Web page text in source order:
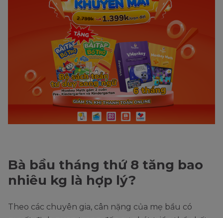
Bà bầu tháng thứ 8 tăng bao
nhiêu kg là hợp lý?
Theo các chuyên gia, cân nặng của mẹ bầu có